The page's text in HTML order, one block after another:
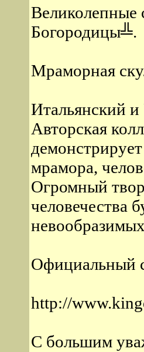
Великолепные
Богородицы╩.
Мраморная
Итальянский
Авторская
мрамора,
Огромный
человечества
Официальный
http://
С большим